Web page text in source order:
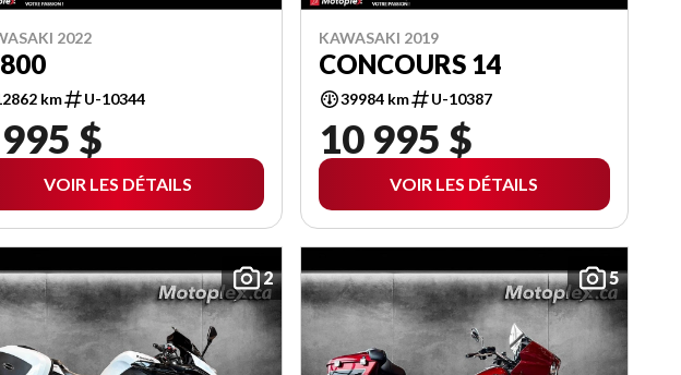
2022
km U-10344
$
VOIR LES DÉTAILS
KAWASAKI 2019
CONCOURS 14
39984 km U-10387
10 995 $
VOIR LES DÉTAILS
2 5